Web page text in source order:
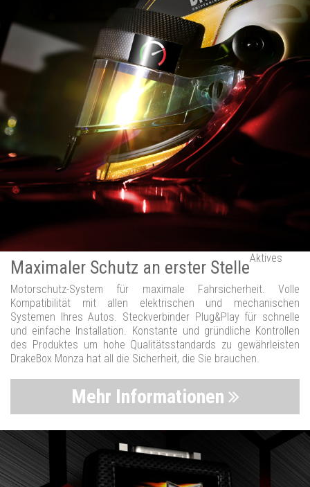
Maximaler Schutz an erster StelleAktives
Motorschutz-System für maximale Fahrsicherheit. Volle
Kompatibilität mit allen elektrischen und mechanischen
Systemen Ihres Autos. Steckverbinder Plug&Play für schnelle
und einfache Installation. Konstante und gründliche Kontrollen
des Produktes um hohe Qualitätsstandards zu gewährleisten
DrakeBox Monza hat all die Sicherheit, die Sie brauchen.
Mehr Informationen